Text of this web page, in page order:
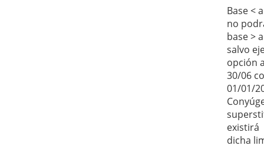
Base <
no
base >
salvo
opción
30/06
01/01/
existirá
dicha